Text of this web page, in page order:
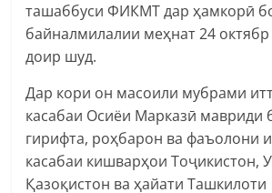
ташаббуси ФИКМТ дар ҳамкорӣ
байналмилалии меҳнат 24 октябр
доир шуд.
Дар кори он масоили мубрами
касабаи Осиёи Марказӣ мавриди
гирифта, роҳбарон ва фаъолони
касабаи кишварҳои Тоҷикистон,
Қазоқистон ва ҳайати Ташкилоти